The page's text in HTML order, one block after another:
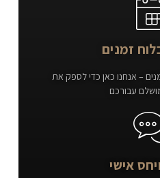
זמנים
– אנחנו כאן כדי לספק את
עבורכם
אישי